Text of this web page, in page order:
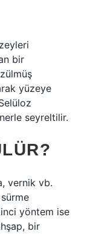
bir
yüzeye
seyreltilir.
vernik vb.
yöntem ise
bir